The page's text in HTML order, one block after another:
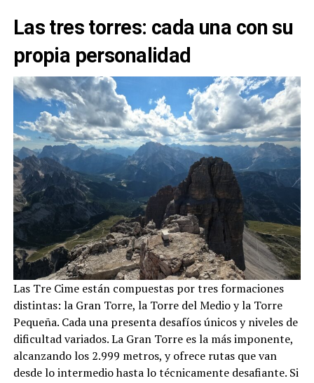
Las tres torres: cada una con su
propia personalidad
Las Tre Cime están compuestas por tres formaciones
distintas: la Gran Torre, la Torre del Medio y la Torre
Pequeña. Cada una presenta desafíos únicos y niveles de
dificultad variados. La Gran Torre es la más imponente,
alcanzando los 2.999 metros, y ofrece rutas que van
desde lo intermedio hasta lo técnicamente desafiante. Si